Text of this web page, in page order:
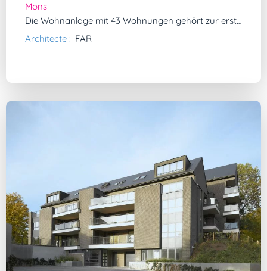
Mons
Die Wohnanlage mit 43 Wohnungen gehört zur ersten Phase dieses Großprojekts zur Revitalisierung eines ehemaligen Hotelkomplexes.
Architecte : FAR